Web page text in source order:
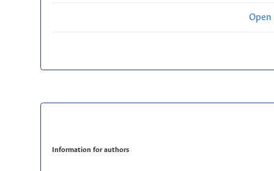
Open
Information for authors